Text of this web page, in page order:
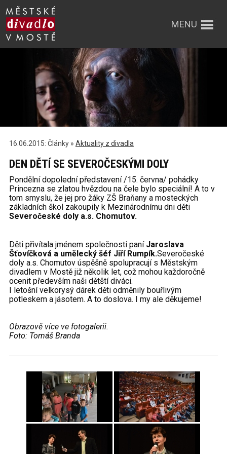
MENU
16.06.2015: Články » Aktuality z divadla
DEN DĚTÍ SE SEVEROČESKÝMI DOLY
Pondělní dopolední představení /15. června/ pohádky
Princezna se zlatou hvězdou na čele bylo speciální! A to v
tom smyslu, že jej pro žáky ZŠ Braňany a mosteckých
základních škol zakoupily k Mezinárodnímu dni děti
Severočeské doly a.s. Chomutov.
Děti přivítala jménem společnosti paní Jaroslava
Šťovíčková a umělecký šéf Jiří Rumpík.Severočeské
doly a.s. Chomutovúspěšně spolupracují s Městským
divadlem v Mostě již několik let, což mohou každoročně
ocenit především naši dětští diváci.
I letošní velkorysý dárek děti odměnily bouřlivým
potleskem a jásotem. A to doslova. I my ale děkujeme!
Obrazově více ve fotogalerii.
Foto: Tomáš Branda